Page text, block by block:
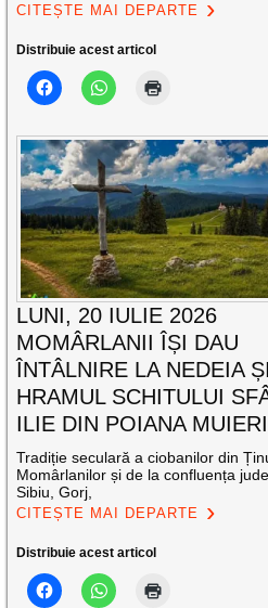
CITEȘTE MAI DEPARTE
Distribuie acest articol
LUNI, 20 IULIE 2026
MOMÂRLANII ÎȘI DAU
ÎNTÂLNIRE LA NEDEIA ȘI
HRAMUL SCHITULUI
ILIE DIN POIANA
Tradiție seculară a ciobanilor din
Momârlanilor și de la confluența
Sibiu, Gorj,
CITEȘTE MAI DEPARTE
Distribuie acest articol